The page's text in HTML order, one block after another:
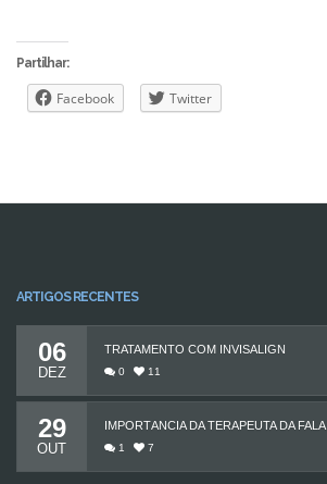
Partilhar:
Facebook Twitter
ARTIGOS RECENTES
06
DEZ
TRATAMENTO COM INVISALIGN
0 11
29
OUT
IMPORTÂNCIA DA TERAPEUTA DA FALA
1 7